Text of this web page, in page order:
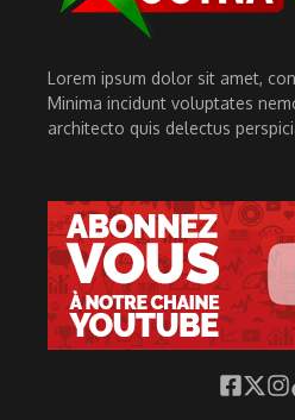
Lorem ipsum dolor sit amet,
Minima incidunt voluptates
architecto quis delectus